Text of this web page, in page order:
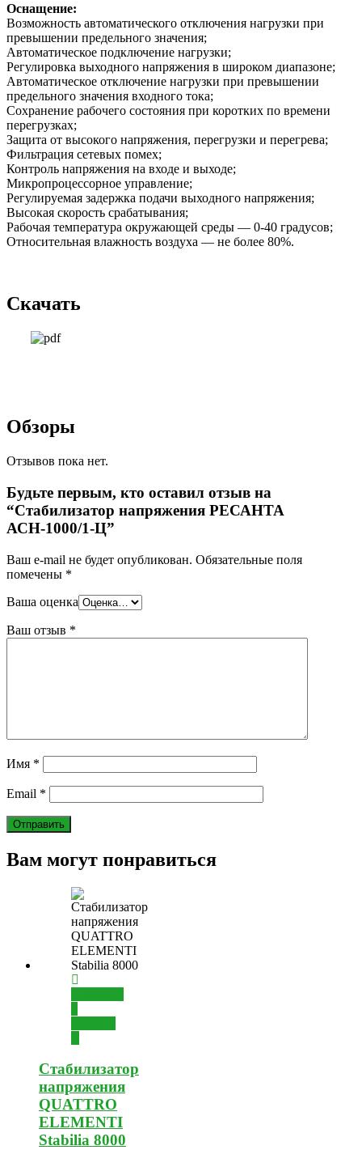
Оснащение:
Возможность автоматического отключения нагрузки при
превышении предельного значения;
Автоматическое подключение нагрузки;
Регулировка выходного напряжения в широком диапазоне;
Автоматическое отключение нагрузки при превышении
предельного значения входного тока;
Сохранение рабочего состояния при коротких по времени
перегрузках;
Защита от высокого напряжения, перегрузки и перегрева;
Фильтрация сетевых помех;
Контроль напряжения на входе и выходе;
Микропроцессорное управление;
Регулируемая задержка подачи выходного напряжения;
Высокая скорость срабатывания;
Рабочая температура окружающей среды — 0-40 градусов;
Относительная влажность воздуха — не более 80%.
Скачать
Обзоры
Отзывов пока нет.
Будьте первым, кто оставил отзыв на
“Стабилизатор напряжения РЕСАНТА
АСН-1000/1-Ц”
Ваш e-mail не будет опубликован. Обязательные поля
помечены *
Ваша оценка
Ваш отзыв *
Имя *
Email *
Вам могут понравиться
Стабилизатор
напряжения
QUATTRO
ELEMENTI
Stabilia 8000